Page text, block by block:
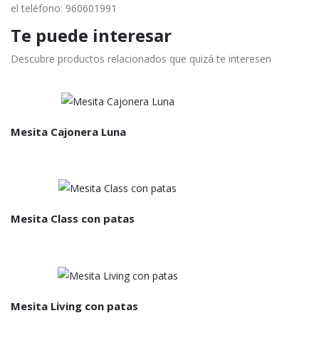
el teléfono: 960601991
Te puede interesar
Descubre productos relacionados que quizá te interesen
Mesita Cajonera Luna
Mesita Class con patas
Mesita Living con patas